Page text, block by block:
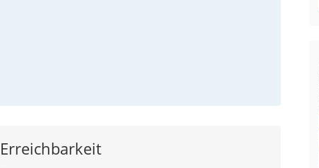
Erreichbarkeit